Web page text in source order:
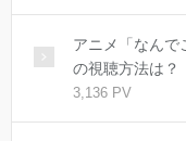
アニメ「なんで
の視聴方法は？
3,136 PV